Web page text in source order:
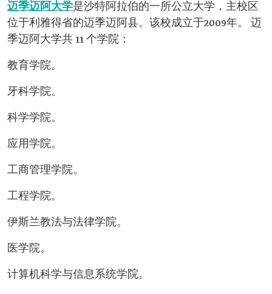
迈季迈阿大学是沙特阿拉伯的一所公立大学，主校区
位于利雅得省的迈季迈阿县。该校成立于2009年。 迈
季迈阿大学共 11 个学院：
教育学院。
牙科学院。
科学学院。
应用学院。
工商管理学院。
工程学院。
伊斯兰教法与法律学院。
医学院。
计算机科学与信息系统学院。